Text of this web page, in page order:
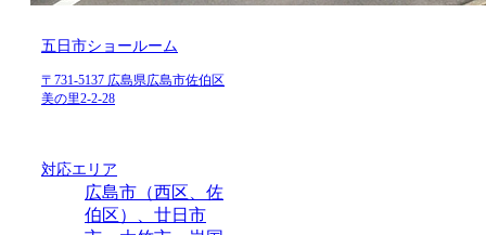
五日市ショールーム
〒731-5137 広島県広島市佐伯区
美の里2-2-28
対応エリア
広島市（西区、佐
伯区）、廿日市